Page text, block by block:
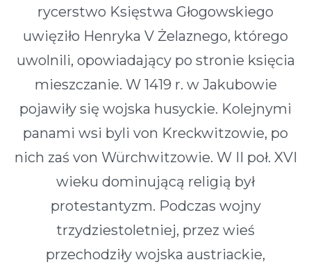
rycerstwo Księstwa Głogowskiego
uwięziło Henryka V Żelaznego, którego
uwolnili, opowiadający po stronie księcia
mieszczanie. W 1419 r. w Jakubowie
pojawiły się wojska husyckie. Kolejnymi
panami wsi byli von Kreckwitzowie, po
nich zaś von Würchwitzowie. W II poł. XVI
wieku dominującą religią był
protestantyzm. Podczas wojny
trzydziestoletniej, przez wieś
przechodziły wojska austriackie,